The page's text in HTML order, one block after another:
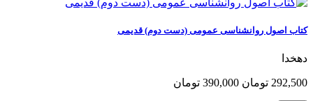
کتاب اصول روانشناسی عمومی (دست دوم) قدیمی
دهخدا
292,500 تومان 390,000 تومان